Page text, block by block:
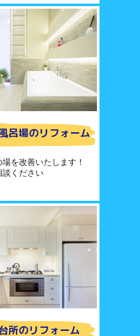
呂場のリフォーム
を改善いたします！
談ください
所のリフォーム